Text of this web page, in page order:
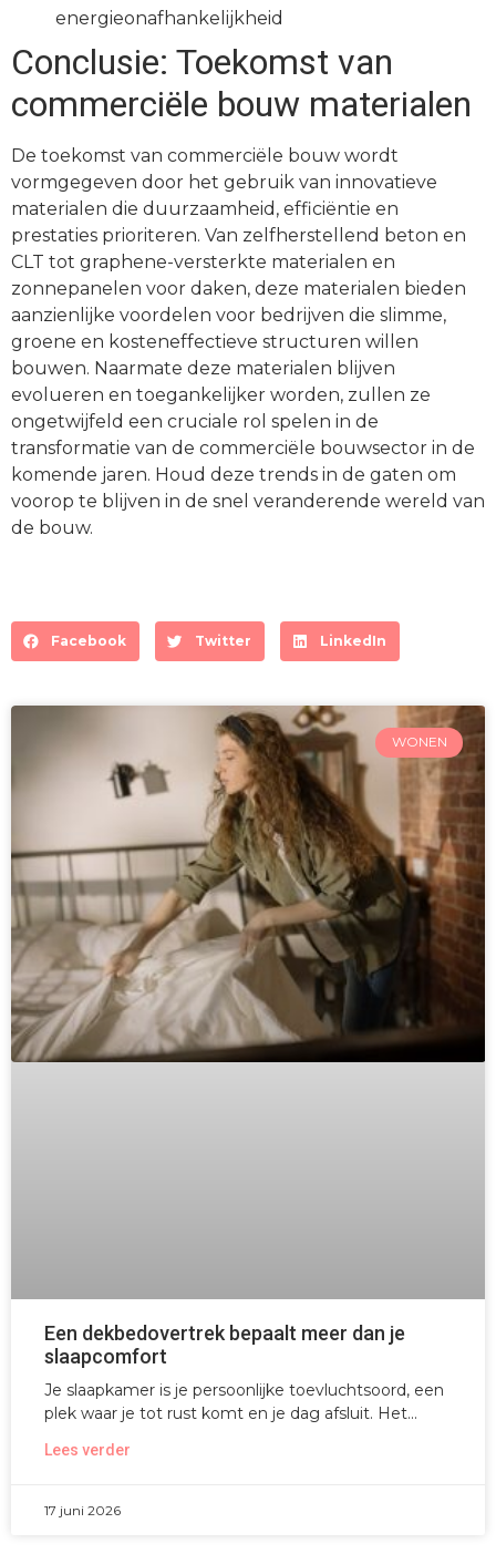
energieonafhankelijkheid
Conclusie: Toekomst van
commerciële bouw materialen
De toekomst van commerciële bouw wordt
vormgegeven door het gebruik van innovatieve
materialen die duurzaamheid, efficiëntie en
prestaties prioriteren. Van zelfherstellend beton en
CLT tot graphene-versterkte materialen en
zonnepanelen voor daken, deze materialen bieden
aanzienlijke voordelen voor bedrijven die slimme,
groene en kosteneffectieve structuren willen
bouwen. Naarmate deze materialen blijven
evolueren en toegankelijker worden, zullen ze
ongetwijfeld een cruciale rol spelen in de
transformatie van de commerciële bouwsector in de
komende jaren. Houd deze trends in de gaten om
voorop te blijven in de snel veranderende wereld van
de bouw.
Facebook Twitter LinkedIn
WONEN
Een dekbedovertrek bepaalt meer dan je
slaapcomfort
Je slaapkamer is je persoonlijke toevluchtsoord, een
plek waar je tot rust komt en je dag afsluit. Het
Lees verder
17 juni 2026